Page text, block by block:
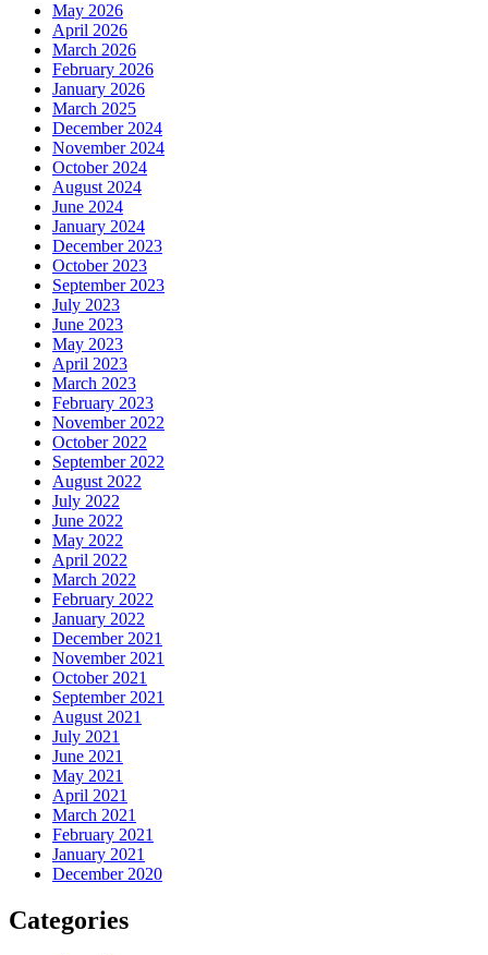
May 2026
April 2026
March 2026
February 2026
January 2026
March 2025
December 2024
November 2024
October 2024
August 2024
June 2024
January 2024
December 2023
October 2023
September 2023
July 2023
June 2023
May 2023
April 2023
March 2023
February 2023
November 2022
October 2022
September 2022
August 2022
July 2022
June 2022
May 2022
April 2022
March 2022
February 2022
January 2022
December 2021
November 2021
October 2021
September 2021
August 2021
July 2021
June 2021
May 2021
April 2021
March 2021
February 2021
January 2021
December 2020
Categories